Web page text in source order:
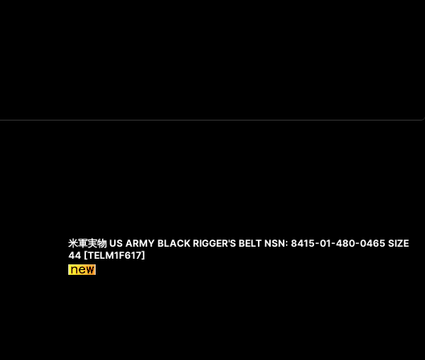
米軍実物 US ARMY BLACK RIGGER'S BELT NSN: 8415-01-480-0465 SIZE
44 [TELM1F617]